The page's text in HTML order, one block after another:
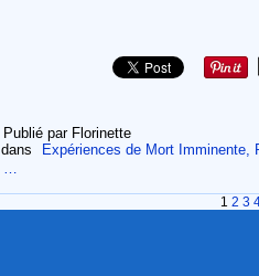
Publié par Florinette
dans
Expériences de Mort Imminente,
…
1 2 3